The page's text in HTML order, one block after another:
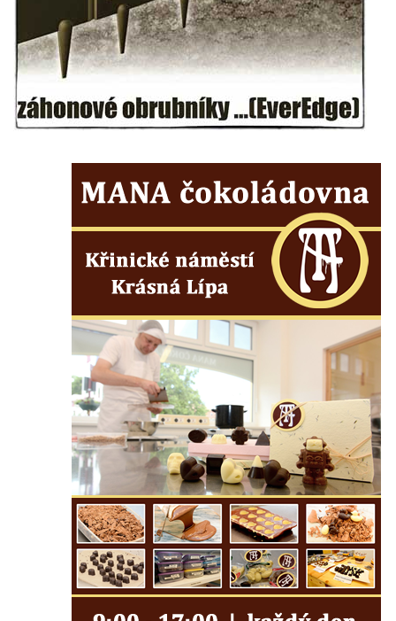
Pamětní deska na biskupské rezidenci v
Českých Budějovicích
Pamětní deska Josefa Hloucha na
biskupské rezidenci v Českých
Budějovicích
Socha žáby u rybníčku na Náměstí v
Pamětní kámen družebních obcí Kamenný
Újezd a Krauchthal v parku na Náměstí v
Kamenném Újezdě
Socha na náměstí J. V. Kamarýta ve
Velešíně
Pamětní deska arcibiskupa Micara ve
vstupu do poutního místa Římov
Plastika Koule v Gutenbergově ulici v
Liberci
Pamětní deska Vojtěcha Kocmicha na
domě čp. 37 v ulici Betlém v Římově
Pomník na paměť zrušení roboty v Plavu
Socha vodníka v Plavu
Socha svatého Jana Nepomuckého v
Třebušíně
Pamětní deska Johanna Nepomuka